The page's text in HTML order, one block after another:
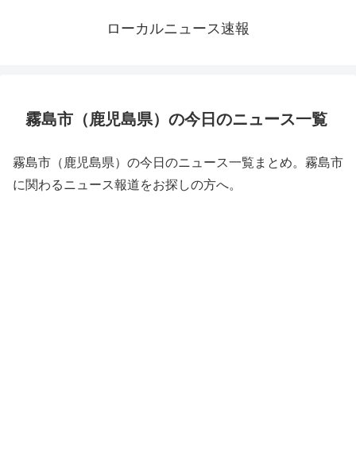
ローカルニュース速報
霧島市（鹿児島県）の今日のニュース一覧
霧島市（鹿児島県）の今日のニュース一覧まとめ。霧島市
に関わるニュース報道をお探しの方へ。